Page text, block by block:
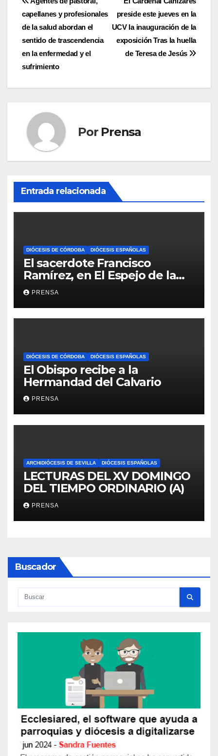
de
entradas
preside este jueves en la
UCV la inauguración de la
exposición Tras la huella
de Teresa de Jesús
capellanes y profesionales
de la salud abordan el
sentido de trascendencia
en la enfermedad y el
sufrimiento
Por Prensa
Entrada relacionada
DIÓCESIS DE CÓRDOBA DIÓCESIS ESPAÑOLAS
El sacerdote Francisco
Ramírez, en El Espejo de la
Iglesia
PRENSA
DIÓCESIS DE CÓRDOBA DIÓCESIS ESPAÑOLAS
El Obispo recibe a la
Hermandad del Calvario
PRENSA
ARCHIDIÓCESIS DE SEVILLA DIÓCESIS ESPAÑOLAS
LECTURAS DEL XV DOMINGO
DEL TIEMPO ORDINARIO (A)
PRENSA
Buscador